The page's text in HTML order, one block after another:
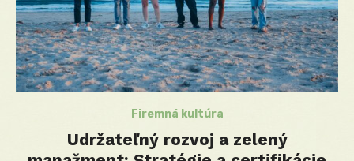
Firemná kultúra
Udržateľný rozvoj a zelený